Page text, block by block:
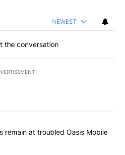
NEWEST
the conversation
commented articles in the last
concerns remain at troubled
remain at troubled Oasis Mobile